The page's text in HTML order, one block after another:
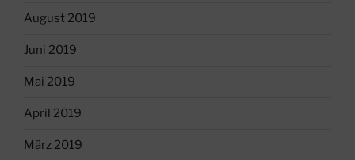
August 2019
Juni 2019
Mai 2019
April 2019
März 2019